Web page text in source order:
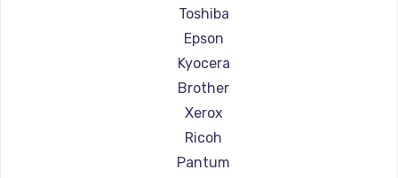
Ремонт принтеров TSC
Ремонт принтеров Godex
Toshiba
Epson
Kyocera
Brother
Xerox
Ricoh
Pantum